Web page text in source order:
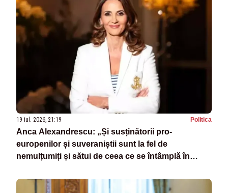
19 iul. 2026, 21:19 Politica
Anca Alexandrescu: „Și susținătorii pro-
europenilor și suveraniștii sunt la fel de
nemulțumiți și sătui de ceea ce se întâmplă în